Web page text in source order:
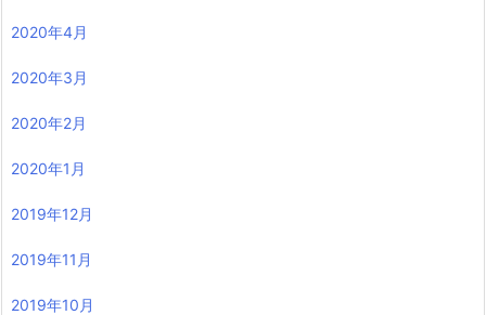
2020年4月
2020年3月
2020年2月
2020年1月
2019年12月
2019年11月
2019年10月